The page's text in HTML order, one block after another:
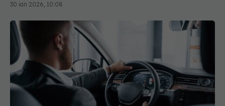
30 ian 2026, 10:08